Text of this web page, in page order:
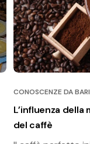
CONOSCENZE DA
L’influenza della
del caffè